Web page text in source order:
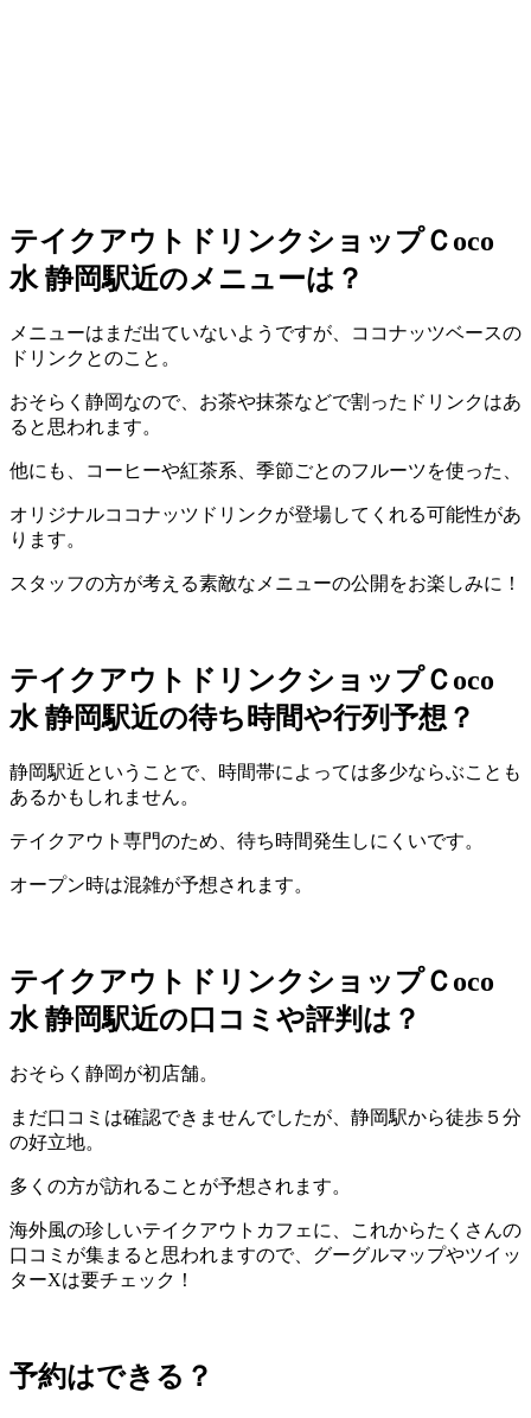
テイクアウトドリンクショップＣoco
水 静岡駅近のメニューは？
メニューはまだ出ていないようですが、ココナッツベースの
ドリンクとのこと。
おそらく静岡なので、お茶や抹茶などで割ったドリンクはあ
ると思われます。
他にも、コーヒーや紅茶系、季節ごとのフルーツを使った、
オリジナルココナッツドリンクが登場してくれる可能性があ
ります。
スタッフの方が考える素敵なメニューの公開をお楽しみに！
テイクアウトドリンクショップＣoco
水 静岡駅近の待ち時間や行列予想？
静岡駅近ということで、時間帯によっては多少ならぶことも
あるかもしれません。
テイクアウト専門のため、待ち時間発生しにくいです。
オープン時は混雑が予想されます。
テイクアウトドリンクショップＣoco
水 静岡駅近の口コミや評判は？
おそらく静岡が初店舗。
まだ口コミは確認できませんでしたが、静岡駅から徒歩５分
の好立地。
多くの方が訪れることが予想されます。
海外風の珍しいテイクアウトカフェに、これからたくさんの
口コミが集まると思われますので、グーグルマップやツイッ
ターXは要チェック！
予約はできる？